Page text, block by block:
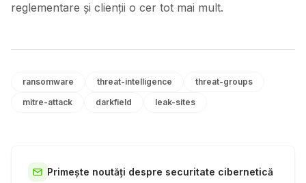
reglementare și clienții o cer tot mai mult.
ransomware threat-intelligence
threat-groups
mitre-attack
darkfield leak-sites
Primește noutăți despre securitate cibernetică